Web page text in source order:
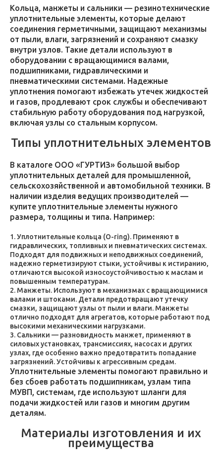
Кольца, манжеты и сальники — резинотехнические
уплотнительные элементы, которые делают
соединения герметичными, защищают механизмы
от пыли, влаги, загрязнений и сохраняют смазку
внутри узлов. Такие детали используют в
оборудовании с вращающимися валами,
подшипниками, гидравлическими и
пневматическими системами. Надежные
уплотнения помогают избежать утечек жидкостей
и газов, продлевают срок службы и обеспечивают
стабильную работу оборудования под нагрузкой,
включая узлы со стальным корпусом.
Типы уплотнительных элементов
В каталоге ООО «ГУРТИЗ» большой выбор
уплотнительных деталей для промышленной,
сельскохозяйственной и автомобильной техники. В
наличии изделия ведущих производителей —
купите уплотнительные элементы нужного
размера, толщины и типа. Например:
Уплотнительные кольца (O-ring). Применяют в
гидравлических, топливных и пневматических системах.
Подходят для подвижных и неподвижных соединений,
надежно герметизируют стыки, устойчивы к истиранию,
отличаются высокой износоустойчивостью к маслам и
повышенным температурам.
Манжеты. Используют в механизмах с вращающимися
валами и штоками. Детали предотвращают утечку
смазки, защищают узлы от пыли и влаги. Манжеты
отлично подходят для агрегатов, которые работают под
высокими механическими нагрузками.
Сальники — разновидность манжет, применяют в
силовых установках, трансмиссиях, насосах и других
узлах, где особенно важно предотвратить попадание
загрязнений. Устойчивы к агрессивным средам.
Уплотнительные элементы помогают правильно и
без сбоев работать подшипникам, узлам типа
МУВП, системам, где используют шланги для
подачи жидкостей или газов и многим другим
деталям.
Материалы изготовления и их
преимущества